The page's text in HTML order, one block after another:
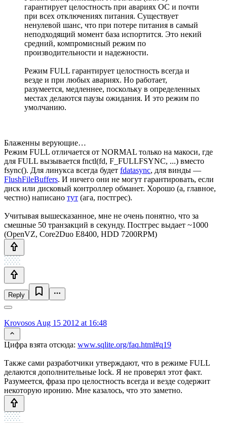
гарантирует целостность при авариях ОС и почти
при всех отключениях питания. Существует
ненулевой шанс, что при потере питания в самый
неподходящий момент база испортится. Это некий
средний, компромисный режим по
производительности и надежности.
Режим FULL гарантирует целостность всегда и
везде и при любых авариях. Но работает,
разумеется, медленнее, поскольку в определенных
местах делаются паузы ожидания. И это режим по
умолчанию.
Блаженны верующие…
Режим FULL отличается от NORMAL только на макоси, где
для FULL вызывается fnctl(fd, F_FULLFSYNC, ...) вместо
fsync(). Для линукса всегда будет fdatasync, для винды —
FlushFileBuffers. И ничего они не могут гарантировать, если
диск или дисковый контроллер обманет. Хорошо (а, главное,
честно) написано тут (ага, постгрес).
Учитывая вышесказанное, мне не очень понятно, что за
смешные 50 транзакций в секунду. Постгрес выдает ~1000
(OpenVZ, Core2Duo E8400, HDD 7200RPM)
Reply
Krovosos Aug 15 2012 at 16:48
Цифра взята отсюда: www.sqlite.org/faq.html#q19
Также сами разработчики утверждают, что в режиме FULL
делаются дополнительные lock. Я не проверял этот факт.
Разумеется, фраза про целостность всегда и везде содержит
некоторую иронию. Мне казалось, что это заметно.